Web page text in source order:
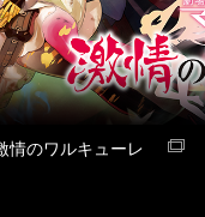
情のワルキューレ